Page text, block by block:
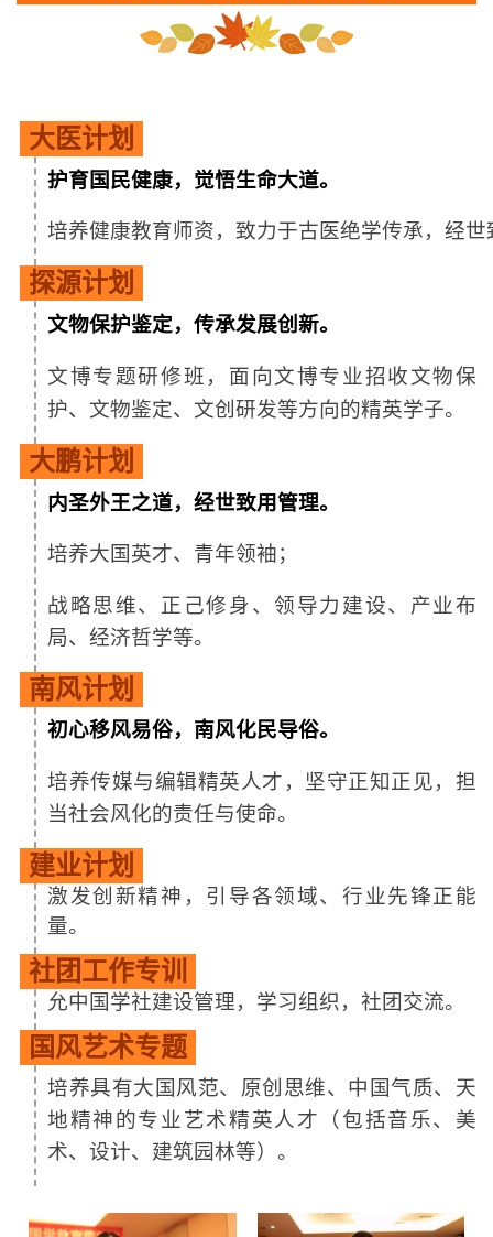
大医计划
护育国民健康，觉悟生命大道。
培养健康教育师资，致力于古医绝学传承，经世
探源计划
文物保护鉴定，传承发展创新。
文博专题研修班，面向文博专业招收文物保
护、文物鉴定、文创研发等方向的精英学子。
大鹏计划
内圣外王之道，经世致用管理。
培养大国英才、青年领袖；
战略思维、正己修身、领导力建设、产业布
局、经济哲学等。
南风计划
初心移风易俗，南风化民导俗。
培养传媒与编辑精英人才，坚守正知正见，担
当社会风化的责任与使命。
建业计划
激发创新精神，引导各领域、行业先锋正能
量。
社团工作专训
允中国学社建设管理，学习组织，社团交流。
国风艺术专题
培养具有大国风范、原创思维、中国气质、天
地精神的专业艺术精英人才（包括音乐、美
术、设计、建筑园林等）。